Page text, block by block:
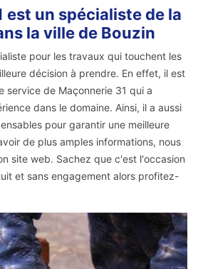
est un spécialiste de la
la ville de Bouzin
pour les travaux qui touchent les
décision à prendre. En effet, il est
service de Maçonnerie 31 qui a
dans le domaine. Ainsi, il a aussi
pour garantir une meilleure
de plus amples informations, nous
site web. Sachez que c'est l'occasion
et sans engagement alors profitez-